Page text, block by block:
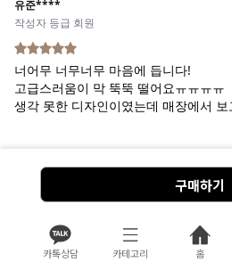
카톡상담 카테고리 홈
구매하기